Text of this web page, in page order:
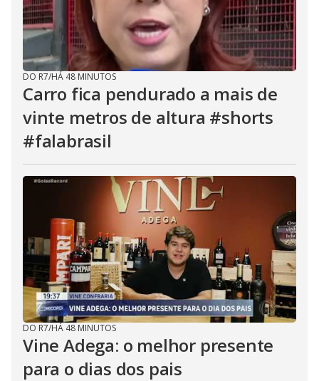
DO R7/HÁ 48 MINUTOS
Carro fica pendurado a mais de
vinte metros de altura #shorts
#falabrasil
DO R7/HÁ 48 MINUTOS
Vine Adega: o melhor presente
para o dias dos pais